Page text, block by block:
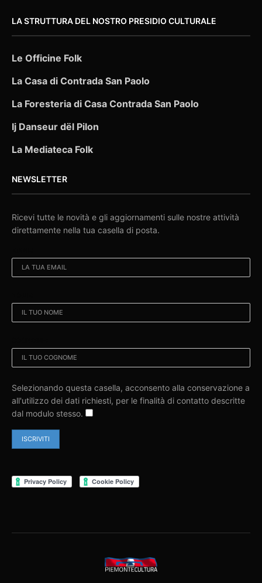
LA STRUTTURA DEL NOSTRO PRESIDIO CULTURALE
Le Officine Folk
La Casa di Contrada San Paolo
La Foresteria di Casa Contrada San Paolo
Ij Danseur dël Pilon
La Mediateca Folk
NEWSLETTER
Ricevi tutte le novità e gli aggiornamenti sulle nostre attività
direttamente nella tua casella di posta.
Selezionando questa casella, acconsento alla conservazione a
all'utilizzo dei dati richiesti, per le finalità di contatto descritte
dal modulo stesso.